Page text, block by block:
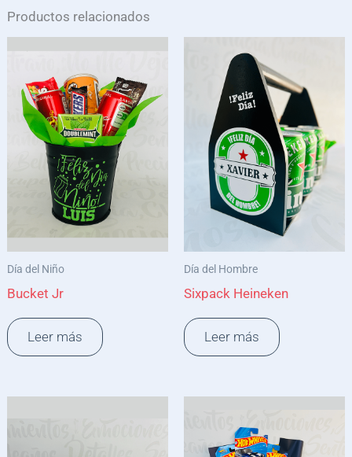
Productos relacionados
Día del Niño
Bucket Jr
Leer más
Día del Hombre
Sixpack Heineken
Leer más